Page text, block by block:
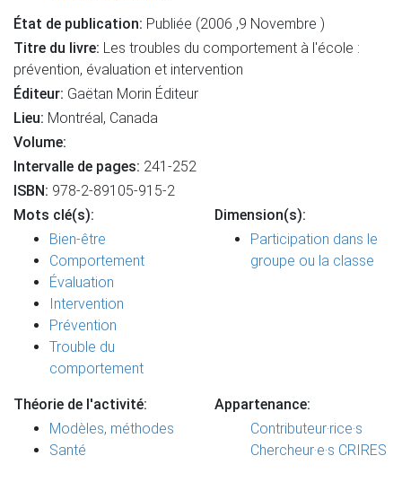
État de publication: Publiée (2006 ,9 Novembre )
Titre du livre: Les troubles du comportement à l'école :
prévention, évaluation et intervention
Éditeur: Gaëtan Morin Éditeur
Lieu: Montréal, Canada
Volume:
Intervalle de pages: 241-252
ISBN: 978-2-89105-915-2
Mots clé(s):
Bien-être
Comportement
Évaluation
Intervention
Prévention
Trouble du
comportement
Dimension(s):
Participation dans le
groupe ou la classe
Théorie de l'activité:
Modèles, méthodes
Santé
Appartenance:
Contributeur·rice·s
Chercheur·e·s CRIRES